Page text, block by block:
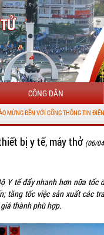
CÔNG DÂN
CỔNG THÔNG TIN ĐIỆN TỬ TỈNH ĐẮK LẮK
bị y tế, máy thở (06/
Y tế đẩy nhanh hơn nữa tốc
tăng tốc việc sản xuất các
thành phù hợp.